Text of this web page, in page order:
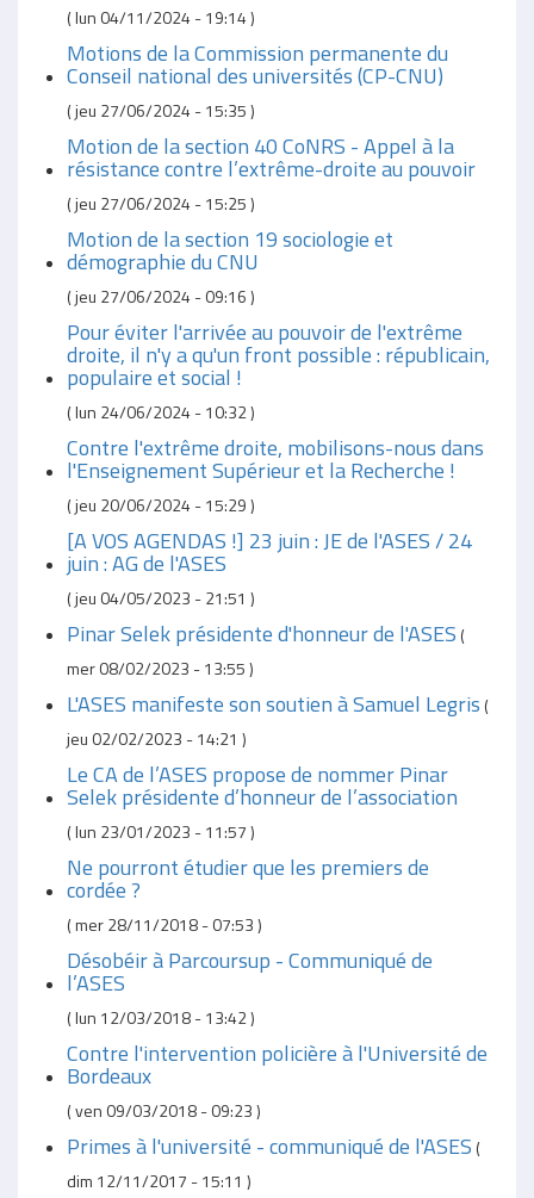
(lun 04/11/2024 - 19:14)
Motions de la Commission permanente du
Conseil national des universités (CP-CNU)
(jeu 27/06/2024 - 15:35)
Motion de la section 40 CoNRS - Appel à la
résistance contre l’extrême-droite au pouvoir
(jeu 27/06/2024 - 15:25)
Motion de la section 19 sociologie et
démographie du CNU
(jeu 27/06/2024 - 09:16)
Pour éviter l'arrivée au pouvoir de l'extrême
droite, il n'y a qu'un front possible : républicain,
populaire et social !
(lun 24/06/2024 - 10:32)
Contre l'extrême droite, mobilisons-nous dans
l'Enseignement Supérieur et la Recherche !
(jeu 20/06/2024 - 15:29)
[A VOS AGENDAS !] 23 juin : JE de l'ASES / 24
juin : AG de l'ASES
(jeu 04/05/2023 - 21:51 )
Pinar Selek présidente d'honneur de l'ASES (
mer 08/02/2023 - 13:55)
L'ASES manifeste son soutien à Samuel Legris (
jeu 02/02/2023 - 14:21 )
Le CA de l’ASES propose de nommer Pinar
Selek présidente d’honneur de l’association
(lun 23/01/2023 - 11:57)
Ne pourront étudier que les premiers de
cordée ?
(mer 28/11/2018 - 07:53)
Désobéir à Parcoursup - Communiqué de
l’ASES
(lun 12/03/2018 - 13:42)
Contre l'intervention policière à l'Université de
Bordeaux
(ven 09/03/2018 - 09:23)
Primes à l'université - communiqué de l'ASES (
dim 12/11/2017 - 15:11 )